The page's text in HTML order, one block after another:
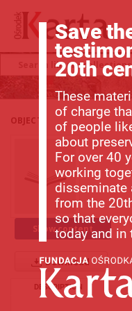
OBJECT
Show content
Download
DESCRIPTION
Save
20th
These
of charge
of people
about
For over 40
working
disseminate
from the
so that
today and in